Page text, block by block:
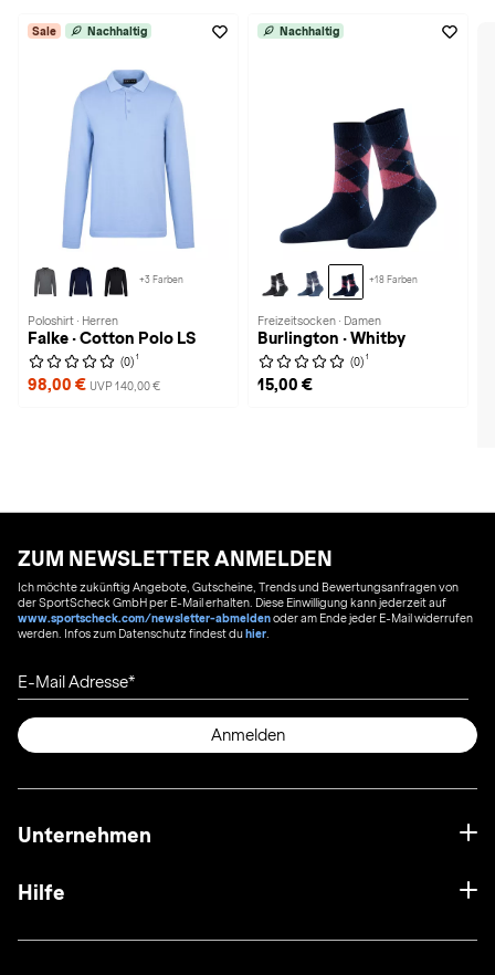
Sale Nachhaltig
+3 Farben
Poloshirt · Herren
Falke · Cotton Polo LS
(0) 1
98,00 € UVP 140,00 €
Nachhaltig
+18 Farben
Freizeitsocken · Damen
Burlington · Whitby
(0) 1
15,00 €
ZUM NEWSLETTER ANMELDEN
Ich möchte zukünftig Angebote, Gutscheine, Trends und Bewertungsanfragen von
der SportScheck GmbH per E-Mail erhalten. Diese Einwilligung kann jederzeit auf
www.sportscheck.com/newsletter-abmeldenoder am Ende jeder E-Mail widerrufen
werden. Infos zum Datenschutz findest duhier
E-Mail Adresse
Anmelden
Unternehmen
Hilfe